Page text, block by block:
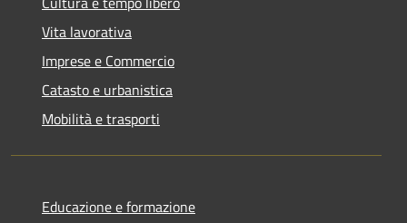
Vita lavorativa
Imprese e Commercio
Catasto e urbanistica
Mobilità e trasporti
Educazione e formazione